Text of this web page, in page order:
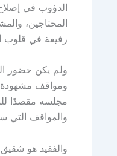
الدؤوب في
المحتاجين،
رفيعة في قلوب
ولم يكن حضور
ومواقف
مجلسه مقصدًا
والمواقف
والفقيد هو